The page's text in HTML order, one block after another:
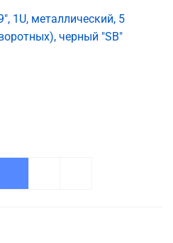
1U, металлический, 5
черный "SB"